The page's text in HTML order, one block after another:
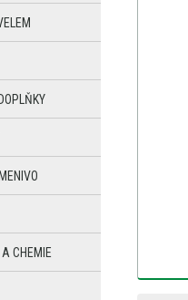
CHEMIE